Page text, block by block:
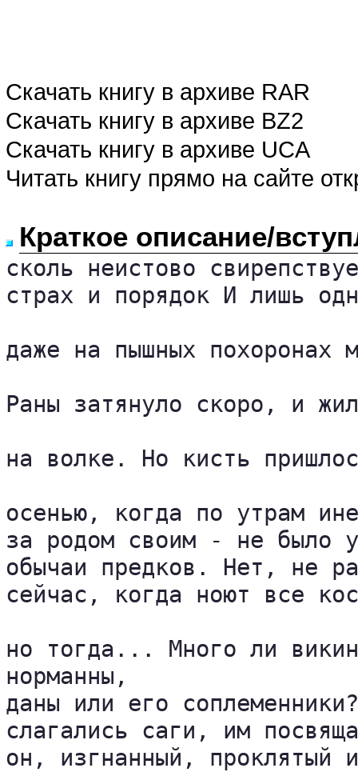
Скачать книгу в архиве RAR
Скачать книгу в архиве BZ2
Скачать книгу в архиве UCA
Читать книгу прямо на сайте
Краткое описание/
сколь неистово
страх и порядок И лишь
даже на пышных похоронах
Раны затянуло скоро, и
на волке. Но кисть
осенью, когда по утрам
за родом своим - не было
обычаи предков. Нет, не
сейчас, когда ноют все
но тогда... Много ли
норманны,
даны или его
слагались саги, им
он, изгнанный, проклятый